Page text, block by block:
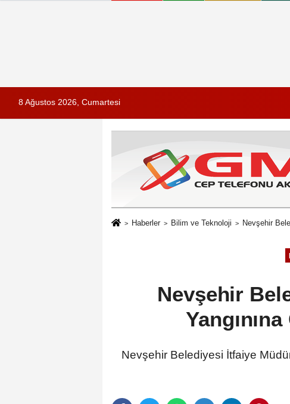
8 Ağustos 2026, Cumartesi
Haberler Bilim ve Teknoloji Nevşehir
Nevşehir
Nevşehir Belediyesi İtfaiye